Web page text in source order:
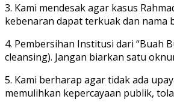
3. Kami mendesak agar kasus
kebenaran dapat terkuak dan nama
4. Pembersihan Institusi dari “Buah
cleansing). Jangan biarkan satu
5. Kami berharap agar tidak ada
memulihkan kepercayaan publik,